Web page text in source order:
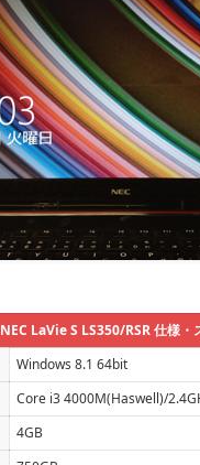
NEC LaVie S LS350/RSR 仕様・
Windows 8.1 64bit
Core i3 4000M(Haswell)/
4GB